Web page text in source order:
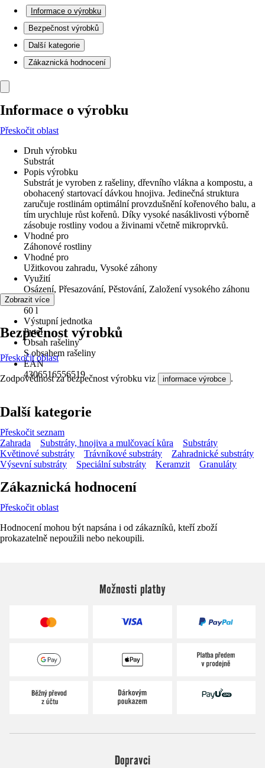
Informace o výrobku
Bezpečnost výrobků
Další kategorie
Zákaznická hodnocení
Informace o výrobku
Přeskočit oblast
Druh výrobku
Substrát
Popis výrobku
Substrát je vyroben z rašeliny, dřevního vlákna a kompostu, a
obohacený startovací dávkou hnojiva. Jedinečná struktura
zaručuje rostlinám optimální provzdušnění kořenového balu, a
tím urychluje růst kořenů. Díky vysoké nasáklivosti výborně
zásobuje rostliny vodou a živinami včetně mikroprvků.
Vhodné pro
Záhonové rostliny
Vhodné pro
Užitkovou zahradu, Vysoké záhony
Využití
Osázení, Přesazování, Pěstování, Založení vysokého záhonu
Obsah
60 l
Výstupní jednotka
Pytel
Obsah rašeliny
S obsahem rašeliny
EAN
4306516556519
Zobrazit více
Bezpečnost výrobků
Přeskočit oblast
Zodpovědnost za bezpečnost výrobku viz informace výrobce .
Další kategorie
Přeskočit seznam
Zahrada
Substráty, hnojiva a mulčovací kůra
Substráty
Květinové substráty
Trávníkové substráty
Zahradnické substráty
Výsevní substráty
Speciální substráty Keramzit Granuláty
Zákaznická hodnocení
Přeskočit oblast
Hodnocení mohou být napsána i od zákazníků, kteří zboží
prokazatelně nepoužili nebo nekoupili.
Možnosti platby
Dopravci